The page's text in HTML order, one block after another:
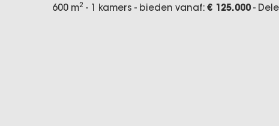
600 m2 - 1 kamers - bieden vanaf: € 125.000 -